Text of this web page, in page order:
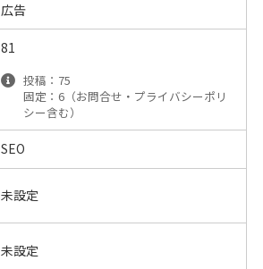
広告
81
投稿：75
固定：6（お問合せ・プライバシーポリ
シー含む）
SEO
未設定
未設定